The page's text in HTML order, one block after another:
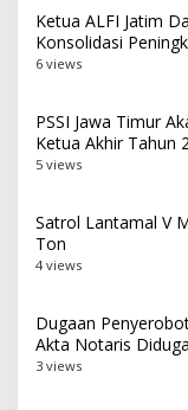
Ketua ALFI Jatim
Konsolidasi
6 views
PSSI Jawa Timur
Ketua Akhir Tahun
5 views
Satrol Lantamal V
Ton
4 views
Dugaan
Akta Notaris
3 views